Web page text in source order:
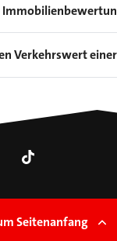
Verkehrswert
Seitenanfang